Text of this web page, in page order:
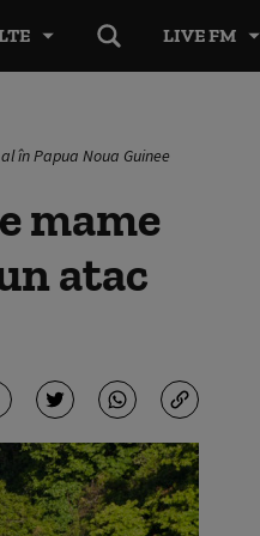
LIVE FM
în Papua Noua Guinee
mame
atac